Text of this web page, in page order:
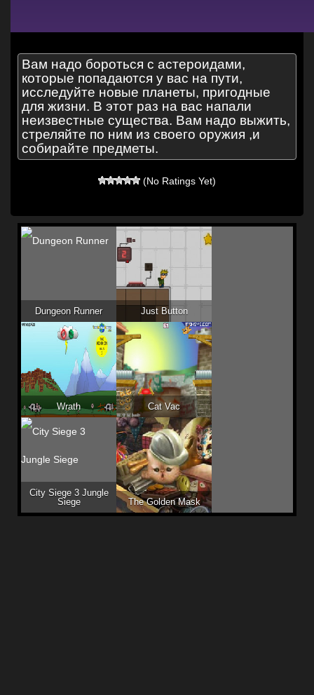
Вам надо бороться с астероидами,
которые попадаются у вас на пути,
исследуйте новые планеты, пригодные
для жизни. В этот раз на вас напали
неизвестные существа. Вам надо выжить,
стреляйте по ним из своего оружия ,и
собирайте предметы.
(No Ratings Yet)
Dungeon Runner Just Button
Wrath Cat Vac
City Siege 3 Jungle
Siege
The Golden Mask